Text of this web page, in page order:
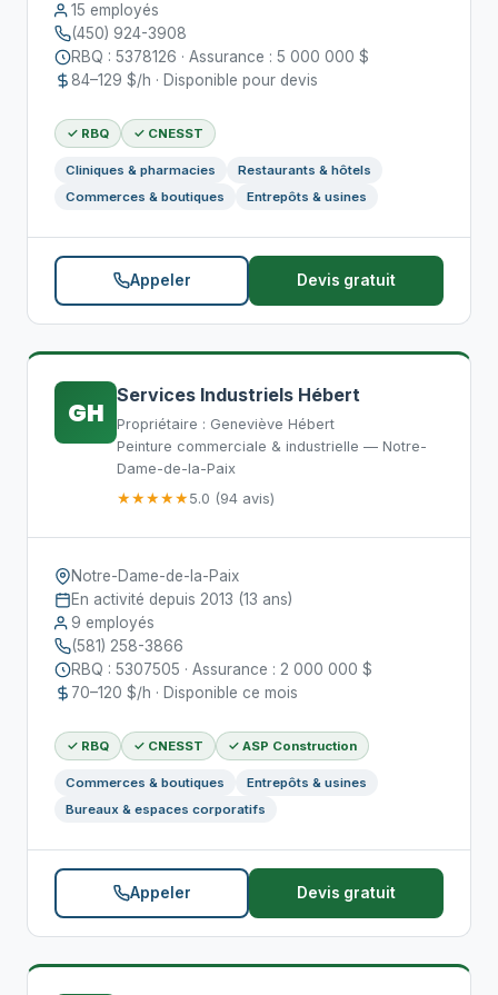
15 employés
(450) 924-3908
RBQ : 5378126 · Assurance : 5 000 000 $
84–129 $/h · Disponible pour devis
✓ RBQ ✓ CNESST
Cliniques & pharmacies
Restaurants & hôtels
Commerces & boutiques
Entrepôts & usines
Appeler Devis gratuit
GH
Services Industriels Hébert
Propriétaire : Geneviève Hébert
Peinture commerciale & industrielle — Notre-
Dame-de-la-Paix
★★★★★5.0 (94 avis)
Notre-Dame-de-la-Paix
En activité depuis 2013 (13 ans)
9 employés
(581) 258-3866
RBQ : 5307505 · Assurance : 2 000 000 $
70–120 $/h · Disponible ce mois
✓ RBQ ✓ CNESST ✓ ASP Construction
Commerces & boutiques
Entrepôts & usines
Bureaux & espaces corporatifs
Appeler Devis gratuit